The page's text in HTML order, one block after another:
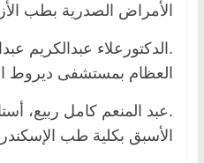
الأمراض الصدرية بطب
.الدكتورعلاء عبدالكريم
العظام بمستشفى ديروط
.عبد المنعم كامل ربيع،
الأسبق بكلية طب